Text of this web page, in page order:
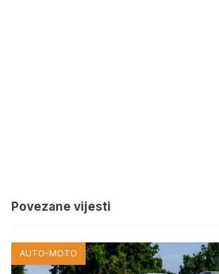
Povezane vijesti
AUTO-MOTO